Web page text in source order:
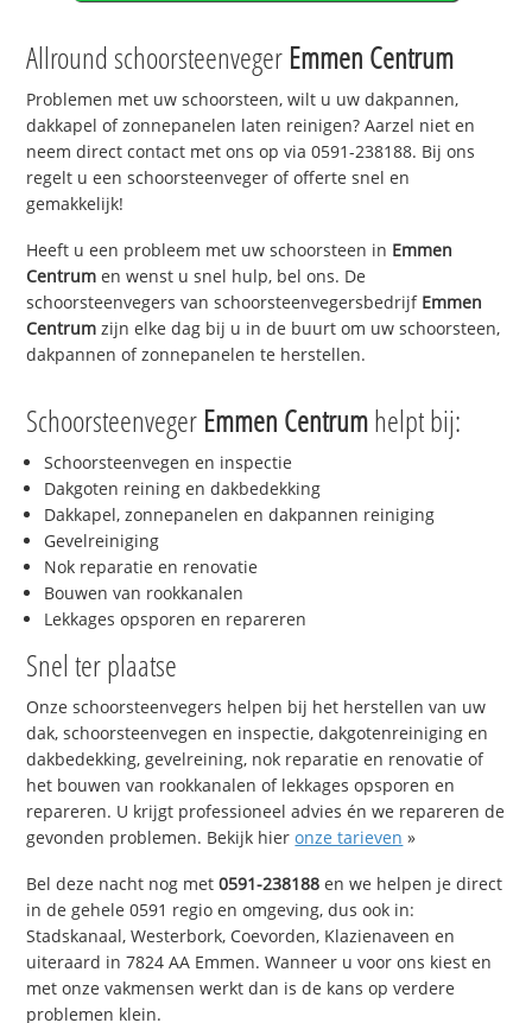
Allround schoorsteenveger Emmen Centrum
Problemen met uw schoorsteen, wilt u uw dakpannen,
dakkapel of zonnepanelen laten reinigen? Aarzel niet en
neem direct contact met ons op via 0591-238188. Bij ons
regelt u een schoorsteenveger of offerte snel en
gemakkelijk!
Heeft u een probleem met uw schoorsteen in Emmen
Centrum en wenst u snel hulp, bel ons. De
schoorsteenvegers van schoorsteenvegersbedrijf Emmen
Centrum zijn elke dag bij u in de buurt om uw schoorsteen,
dakpannen of zonnepanelen te herstellen.
Schoorsteenveger Emmen Centrumhelpt bij:
Schoorsteenvegen en inspectie
Dakgoten reining en dakbedekking
Dakkapel, zonnepanelen en dakpannen reiniging
Gevelreiniging
Nok reparatie en renovatie
Bouwen van rookkanalen
Lekkages opsporen en repareren
Snel ter plaatse
Onze schoorsteenvegers helpen bij het herstellen van uw
dak, schoorsteenvegen en inspectie, dakgotenreiniging en
dakbedekking, gevelreining, nok reparatie en renovatie of
het bouwen van rookkanalen of lekkages opsporen en
repareren. U krijgt professioneel advies én we repareren de
gevonden problemen. Bekijk hieronze tarieven »
Bel deze nacht nog met0591-238188 en we helpen je direct
in de gehele 0591 regio en omgeving, dus ook in:
Stadskanaal, Westerbork, Coevorden, Klazienaveen en
uiteraard in 7824 AA Emmen. Wanneer u voor ons kiest en
met onze vakmensen werkt dan is de kans op verdere
problemen klein.